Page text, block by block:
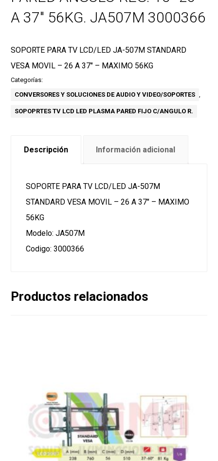
A 37″ 56KG. JA507M 3000366
SOPORTE PARA TV LCD/LED JA-507M STANDARD
VESA MOVIL – 26 A 37″ – MAXIMO 56KG
Categorías:
CONVERSORES Y SOLUCIONES DE AUDIO Y VIDEO/SOPORTES ,
SOPOPRTES TV LCD LED PLASMA PARED FIJO C/ANGULO R.
Descripción Información adicional
SOPORTE PARA TV LCD/LED JA-507M
STANDARD VESA MOVIL – 26 A 37″ – MAXIMO
56KG
Modelo: JA507M
Codigo: 3000366
Productos relacionados